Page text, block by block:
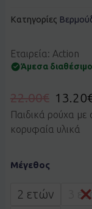
Κατηγορίες
Εταιρεία: Action
Άμεσα διαθέσιμο
22.00€ 13.20
Παιδικά ρούχα με
κορυφαία υλικά
Μέγεθος
2 ετών 3
ACTION
μαύρο
ποσότητα